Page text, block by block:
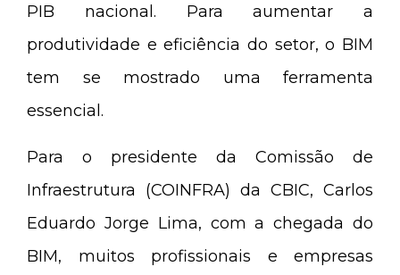
PIB nacional. Para aumentar a
produtividade e eficiência do setor, o BIM
tem se mostrado uma ferramenta
essencial.
Para o presidente da Comissão de
Infraestrutura (COINFRA) da CBIC, Carlos
Eduardo Jorge Lima, com a chegada do
BIM, muitos profissionais e empresas